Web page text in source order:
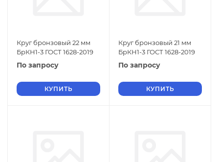
Круг бронзовый 22 мм
БрКН1-3 ГОСТ 1628-2019
По запросу
КУПИТЬ
Круг бронзовый 21 мм
БрКН1-3 ГОСТ 1628-2019
По запросу
КУПИТЬ